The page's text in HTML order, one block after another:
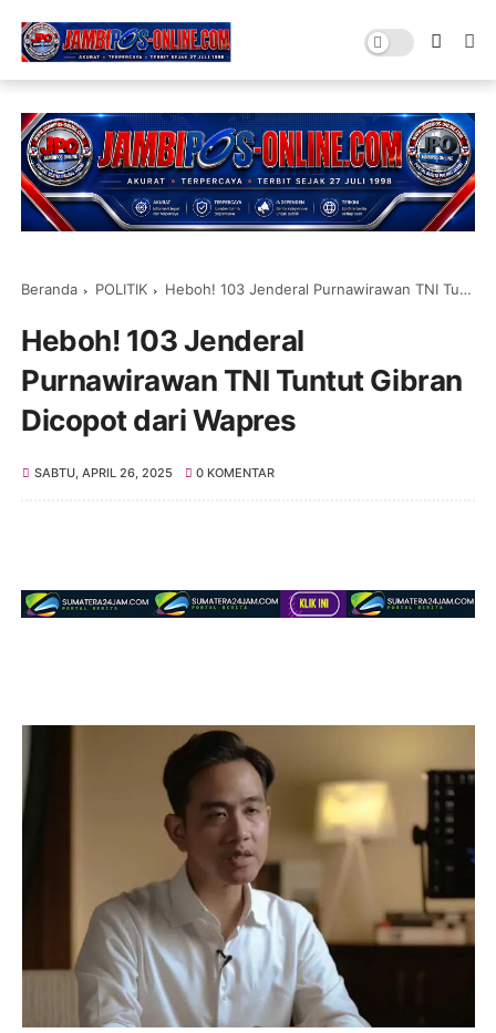
Beranda POLITIK Heboh! 103 Jenderal Purnawirawan TNI Tuntut Gibran Dicopot dari Wapres
Heboh! 103 Jenderal
Purnawirawan TNI Tuntut Gibran
Dicopot dari Wapres
SABTU, APRIL 26, 2025 0 KOMENTAR